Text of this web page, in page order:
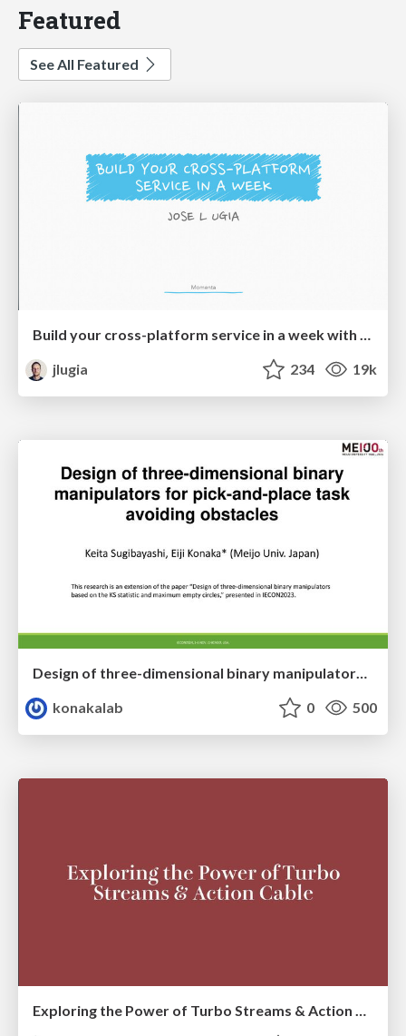
Featured
See All Featured
Build your cross-platform service in a week with App Engine
jlugia
234 19k
Design of three-dimensional binary manipulators for pick-and-place task avoiding obstacles (IECON2024)
konakalab
0 500
Exploring the Power of Turbo Streams & Action Cable | RailsConf2023